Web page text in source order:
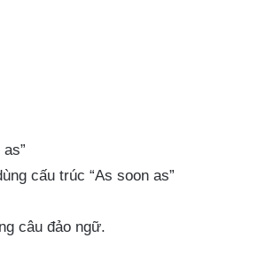
cấu trúc “As soon as”
câu đảo ngữ.